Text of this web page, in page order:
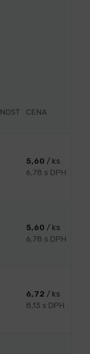
CENA
5,60 / ks
6,78 s DPH
5,60 / ks
6,78 s DPH
6,72 / ks
8,13 s DPH